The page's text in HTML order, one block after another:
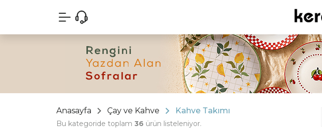
Anasayfa Çay ve Kahve Kahve Takımı
Bu kategoride toplam 36 ürün listeleniyor.